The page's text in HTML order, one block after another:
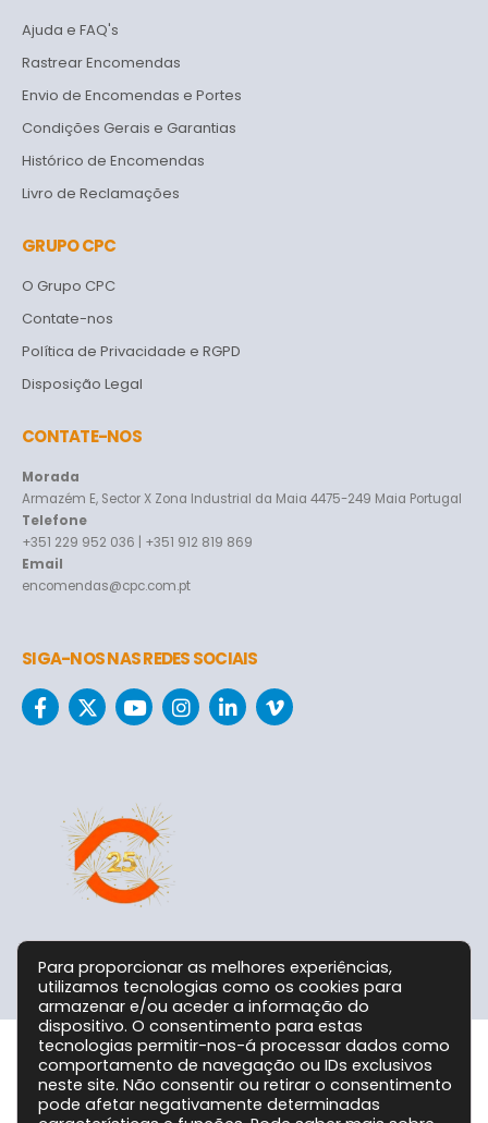
Ajuda e FAQ's
Rastrear Encomendas
Envio de Encomendas e Portes
Condições Gerais e Garantias
Histórico de Encomendas
Livro de Reclamações
GRUPO CPC
O Grupo CPC
Contate-nos
Política de Privacidade e RGPD
Disposição Legal
CONTATE-NOS
Morada
Armazém E, Sector X Zona Industrial da Maia 4475-249 Maia Portugal
Telefone
+351 229 952 036 | +351 912 819 869
Email
encomendas@cpc.com.pt
SIGA-NOS NAS REDES SOCIAIS
Grupo CPC @ 2026. Todos os Direitos Reservados!
Para proporcionar as melhores experiências,
utilizamos tecnologias como os cookies para
armazenar e/ou aceder a informação do
dispositivo. O consentimento para estas
tecnologias permitir-nos-á processar dados como
comportamento de navegação ou IDs exclusivos
neste site. Não consentir ou retirar o consentimento
pode afetar negativamente determinadas